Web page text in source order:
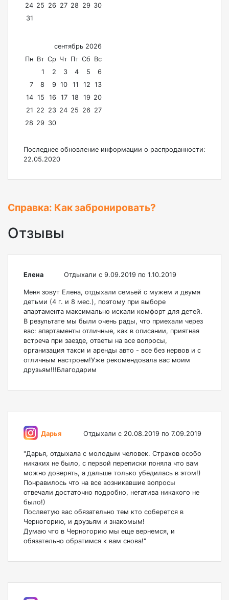
24 25 26 27 28 29 30
31
сентябрь 2026
Пн Вт Ср Чт Пт Сб Вс
1
2 3 4 5
6
7
8 9 10 11 12 13
14 15 16 17 18 19 20
21 22 23 24 25 26 27
28 29 30
Последнее обновление информации о распроданности:
22.05.2020
Справка: Как забронировать?
Отзывы
Елена Отдыхали с 9.09.2019 по 1.10.2019
Меня зовут Елена, отдыхали семьей с мужем и двумя
детьми (4 г. и 8 мес.), поэтому при выборе
апартамента максимально искали комфорт для детей.
В результате мы были очень рады, что приехали через
вас: апартаменты отличные, как в описании, приятная
встреча при заезде, ответы на все вопросы,
организация такси и аренды авто - все без нервов и с
отличным настроем!Уже рекомендовала вас моим
друзьям!!!Благодарим
Дарья Отдыхали с 20.08.2019 по 7.09.2019
"Дарья, отдыхала с молодым человек. Страхов особо
никаких не было, с первой переписки поняла что вам
можно доверять, а дальше только убедилась в этом!)
Понравилось что на все возникавшие вопросы
отвечали достаточно подробно, негатива никакого не
было!)
Послветую вас обязательно тем кто соберется в
Черногорию, и друзьям и знакомым!
Думаю что в Черногорию мы еще вернемся, и
обязательно обратимся к вам снова!"